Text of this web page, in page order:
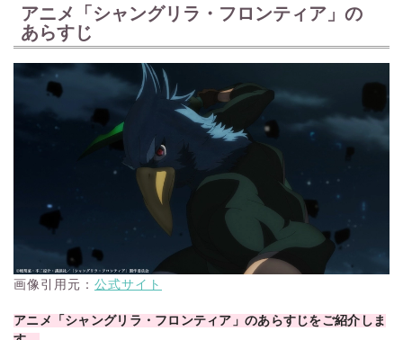
アニメ「シャングリラ・フロンティア」の
あらすじ
画像引用元： 公式サイト
アニメ「シャングリラ・フロンティア」のあらすじをご紹介しま